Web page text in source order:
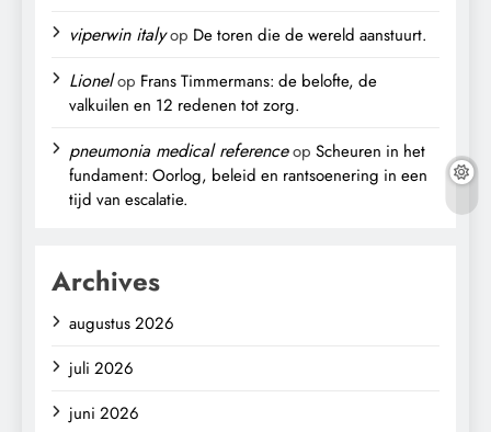
viperwin italyop De toren die de wereld aanstuurt.
Lionelop Frans Timmermans: de belofte, de
valkuilen en 12 redenen tot zorg.
pneumonia medical referenceop Scheuren in het
fundament: Oorlog, beleid en rantsoenering in een
tijd van escalatie.
Archives
augustus 2026
juli 2026
juni 2026